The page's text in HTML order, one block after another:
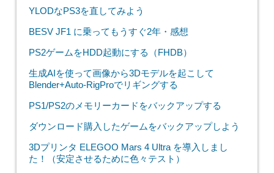
YLODなPS3を直してみよう
BESV JF1 に乗ってもうすぐ2年・感想
PS2ゲームをHDD起動にする（FHDB）
生成AIを使って画像から3Dモデルを起こして
Blender+Auto-RigProでリギングする
PS1/PS2のメモリーカードをバックアップする
ダウンロード購入したゲームをバックアップしよう
3Dプリンタ ELEGOO Mars 4 Ultra を導入しまし
た！（安定させるために色々テスト）